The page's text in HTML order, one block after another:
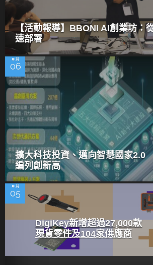
【活動報導】BBONI AI創業坊：
速部署
8 月
06
擴大科技投資、邁向智慧國家
編列創新高
8 月
05
DigiKey新增超過27,000款
現貨零件及104家供應商